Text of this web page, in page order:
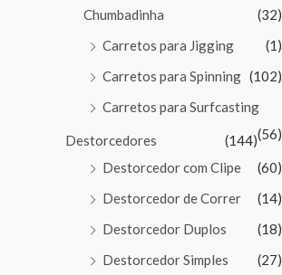
Chumbadinha
(32)
Carretos para Jigging
(1)
Carretos para Spinning (102)
Carretos para Surfcasting
(56)
Destorcedores
(144)
Destorcedor com Clipe
(60)
Destorcedor de Correr
(14)
Destorcedor Duplos
(18)
Destorcedor Simples
(27)